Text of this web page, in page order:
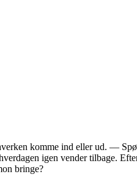
komme ind eller ud. —
igen vender tilbage.
bringe?